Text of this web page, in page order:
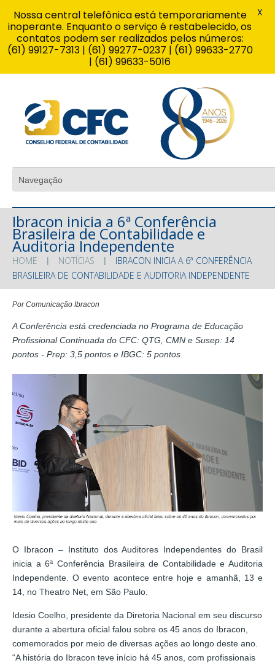
Ibracon inicia a 6ª Conferência
Brasileira de Contabilidade e
Auditoria Independente
HOME NOTÍCIAS
IBRACON INICIA A 6ª CONFERÊNCIA
BRASILEIRA DE CONTABILIDADE E AUDITORIA INDEPENDENTE
Por Comunicação Ibracon
A Conferência está credenciada no Programa de Educação
Profissional Continuada do CFC: QTG, CMN e Susep: 14
pontos - Prep: 3,5 pontos e IBGC: 5 pontos
O Ibracon – Instituto dos Auditores Independentes do Brasil
inicia a 6ª Conferência Brasileira de Contabilidade e Auditoria
Independente. O evento acontece entre hoje e amanhã, 13 e
14, no Theatro Net, em São Paulo.
Idesio Coelho, presidente da Diretoria Nacional em seu discurso
durante a abertura oficial falou sobre os 45 anos do Ibracon,
comemorados por meio de diversas ações ao longo deste ano.
“A história do Ibracon teve início há 45 anos, com profissionais
Nossa central telefônica está temporariamente
inoperante. Enquanto o serviço é restabelecido, os
contatos podem ser realizados pelos números:
(61) 99127-7313 | (61) 99277-0237 | (61) 99633-2770
| (61) 99633-5016
X